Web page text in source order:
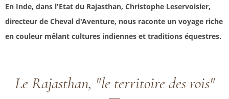
En Inde, dans l'Etat du Rajasthan, Christophe Leservoisier,
directeur de Cheval d'Aventure, nous raconte un voyage riche
en couleur mêlant cultures indiennes et traditions équestres.
Le Rajasthan, "le territoire des rois"